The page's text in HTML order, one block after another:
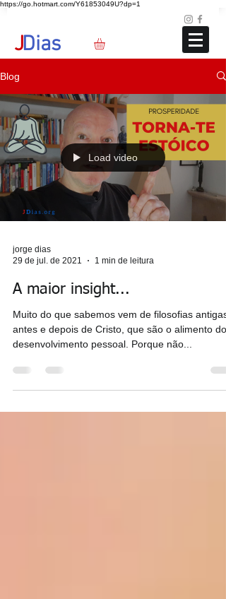
https://go.hotmart.com/Y61853049U?dp=1
JDias
Blog
Load video
jorge dias
29 de jul. de 2021
1 min de leitura
A maior insight...
Muito do que sabemos vem de filosofias antigas,
antes e depois de Cristo, que são o alimento do
desenvolvimento pessoal. Porque não...